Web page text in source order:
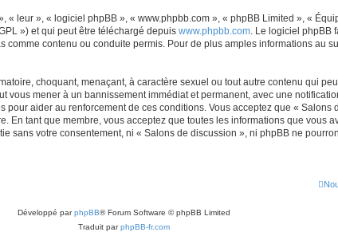
leur », « logiciel phpBB », « www.phpbb.com », « phpBB Limited », «
») et qui peut être téléchargé depuis www.phpbb.com. Le logiciel phpBB
comme contenu ou conduite permis. Pour de plus amples informations au
choquant, menaçant, à caractère sexuel ou tout autre contenu qui
mener à un bannissement immédiat et permanent, avec une
aider au renforcement de ces conditions. Vous acceptez que «
En tant que membre, vous acceptez que toutes les informations que vous
sans votre consentement, ni « Salons de discussion », ni phpBB ne
Développé parphpBB® Forum Software © phpBB Limited
Traduit parphpBB-fr.com